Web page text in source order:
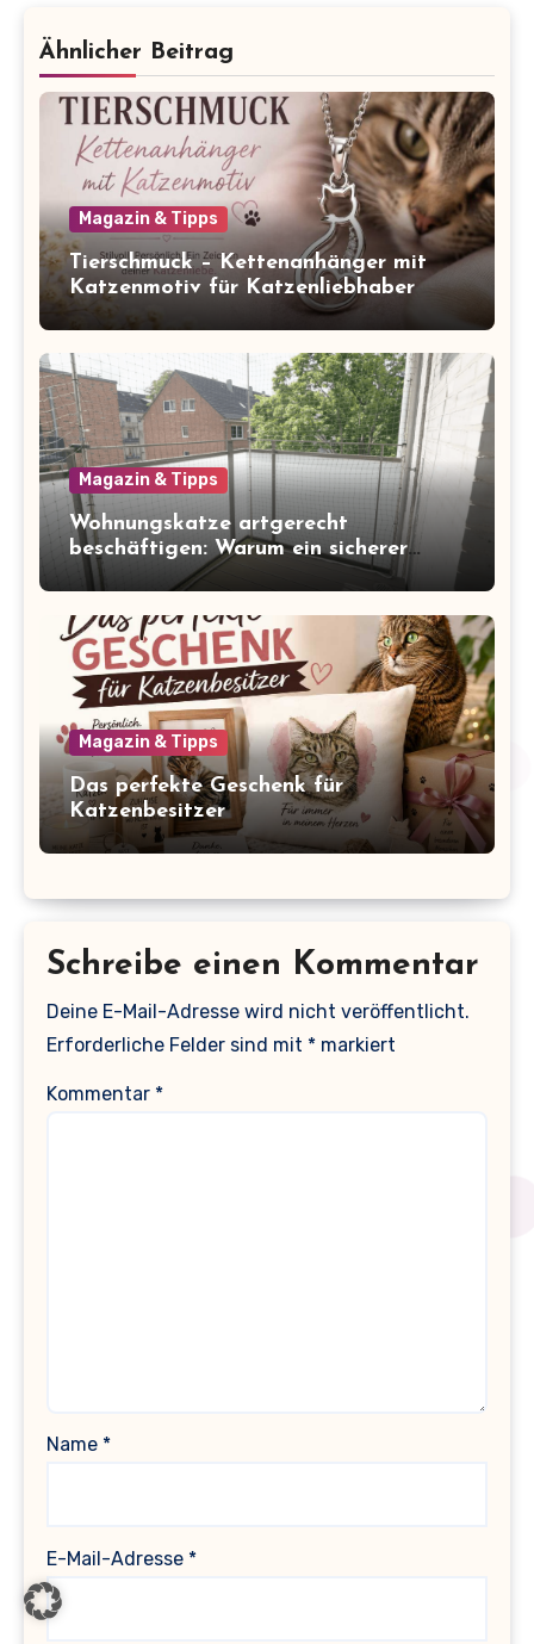
Ähnlicher Beitrag
Magazin & Tipps
Tierschmuck – Kettenanhänger mit
Katzenmotiv für Katzenliebhaber
Magazin & Tipps
Wohnungskatze artgerecht
beschäftigen: Warum ein sicherer
Balkon zum Freigang dazugehört
Magazin & Tipps
Das perfekte Geschenk für
Katzenbesitzer
Schreibe einen Kommentar
Deine E-Mail-Adresse wird nicht veröffentlicht.
Erforderliche Felder sind mit * markiert
Kommentar *
Name *
E-Mail-Adresse *